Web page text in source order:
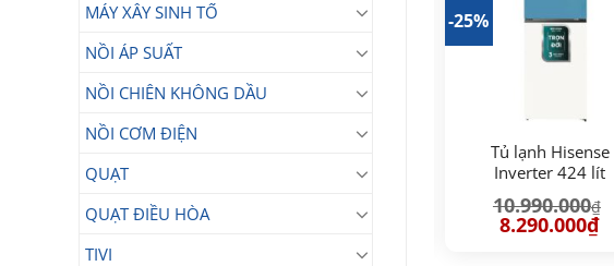
MÁY XÂY SINH TỐ
NỒI ÁP SUẤT
NỒI CHIÊN KHÔNG DẦU
NỒI CƠM ĐIỆN
QUẠT
QUẠT ĐIỀU HÒA
TIVI
-25%
Tủ lạnh Hisense
Inverter 424 lít
10.990.000₫
Giá
gốc
8.290.000₫Giá
Inverter 488 Lít
RQ470P5GW
16.990.000 ₫
Inverter 324 lít
₫
₫
tại